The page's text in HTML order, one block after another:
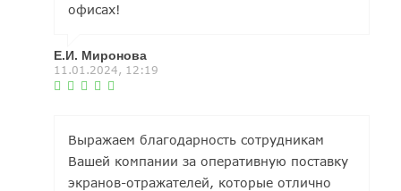
офисах!
Е.И. Миронова
11.01.2024, 12:19
Выражаем благодарность сотрудникам
Вашей компании за оперативную поставку
экранов-отражателей, которые отлично